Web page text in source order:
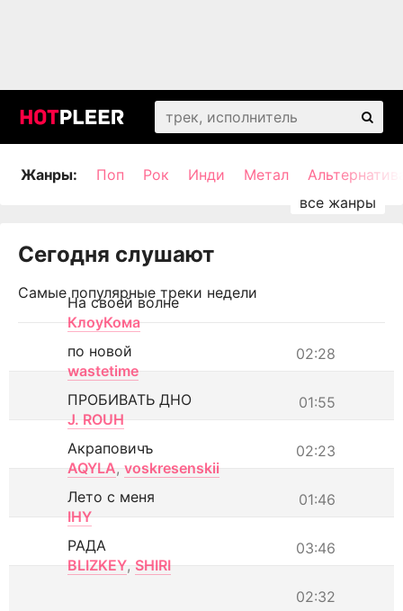
Жанры: Поп Рок Инди Метал
Сегодня слушают
Самые популярные треки недели
На своей волне
КлоуКома
02:28
по новой
wastetime
01:55
ПРОБИВАТЬ ДНО
J. ROUH
02:23
Акраповичъ
AQYLA, voskresenskii
01:46
Лето с меня
IHY
03:46
РАДА
BLIZKEY, SHIRI
02:32